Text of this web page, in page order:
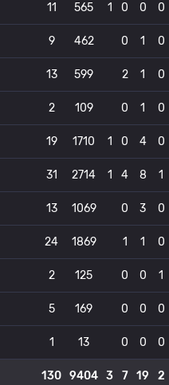
11 565 1 0 0 0
9 462 0 1 0
13 599 2 1 0
2 109 0 1 0
19 1710 1 0 4 0
31 2714 1 4 8 1
13 1069 0 3 0
24 1869 1 1 0
2 125 0 0 1
5 169 0 0 0
1 13 0 0 0
130 9404 3 7 19 2